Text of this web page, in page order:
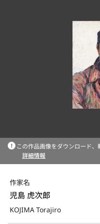
この作品画像をダウンロード、
詳細情報
作家名
児島 虎次郎
KOJIMA Torajiro